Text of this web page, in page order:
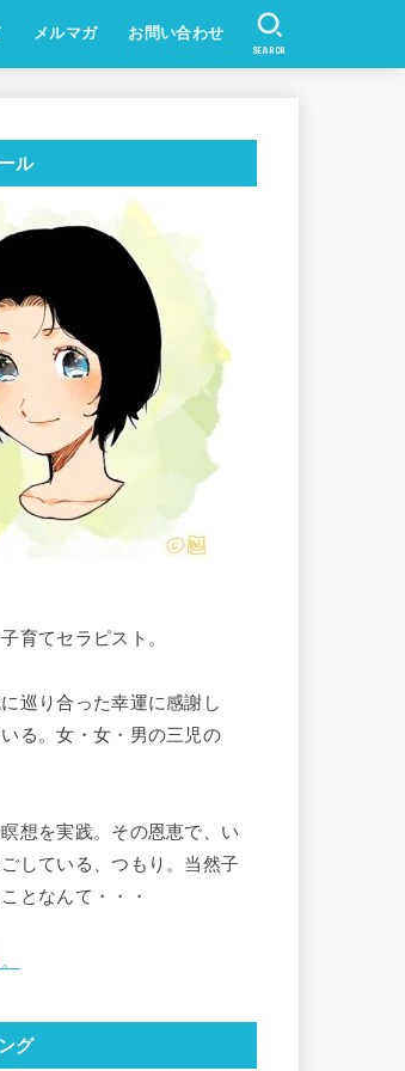
メルマガ お問い合わせ
SEARCH
ル
育てセラピスト。
巡り合った幸運に感謝し
る。女・女・男の三児の
想を実践。その恩恵で、い
している、つもり。当然子
となんて・・・
グ